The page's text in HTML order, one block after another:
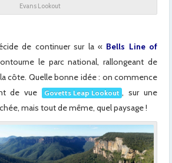
Evans Lookout
de continuer sur la « Bells Line of
le parc national, rallongeant de
côte. Quelle bonne idée : on commence
de vue Govetts Leap Lookout , sur une
mais tout de même, quel paysage !